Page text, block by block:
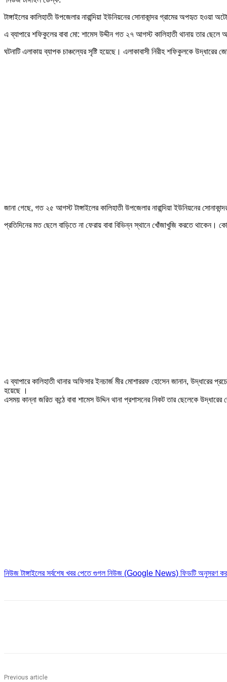
টাঙ্গাইলের কালিহাতী উপজেলার নারান্দিয়া ইউনিয়নের সোনাকান্দর গ্রামের অপহৃত হওয়া
এ ব্যাপারে শফিকুলের বাবা মো: শামেস উদ্দীন গত ২৭ আগস্ট কালিহাতী থানায় তার ছেলে
ঘটনাটি এলাকায় ব্যাপক চাঞ্চল্যের সৃষ্টি হয়েছে। এলাকাবাসী নিরীহ শফিকুলকে উদ্ধারের
জানা গেছে, গত ২৫ আগস্ট টাঙ্গাইলের কালিহাতী উপজেলার নারান্দিয়া ইউনিয়নের
প্রতিদিনের মত ছেলে বাড়িতে না ফেরায় বাবা বিভিন্ন স্থানে খোঁজাখুজি করতে থাকেন।
এ ব্যাপারে কালিহাতী থানার অফিসার ইনচার্জ মীর মোশাররফ হোসেন জানান,
হয়েছে ।
এসময় কান্না জরিত কন্ঠে বাবা শামেস উদ্দিন থানা প্রশাসনের নিকট তার ছেলেকে উদ্ধারের
নিউজ টাঙ্গাইলের সর্বশেষ খবর পেতে গুগল নিউজ (Google News) ফিডটি অনুসরণ
Previous article